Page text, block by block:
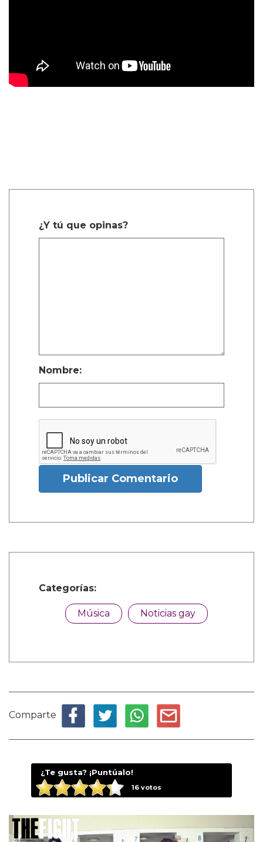
¿Y tú que opinas?
Nombre:
Publicar Comentario
Categorías:
Música Noticias gay
Comparte
¿Te gusta? ¡Puntúalo!
16votos